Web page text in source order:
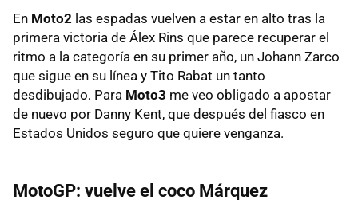
En Moto2 las espadas vuelven a estar en alto tras la
primera victoria de Álex Rins que parece recuperar el
ritmo a la categoría en su primer año, un Johann Zarco
que sigue en su línea y Tito Rabat un tanto
desdibujado. Para Moto3 me veo obligado a apostar
de nuevo por Danny Kent, que después del fiasco en
Estados Unidos seguro que quiere venganza.
MotoGP: vuelve el coco Márquez